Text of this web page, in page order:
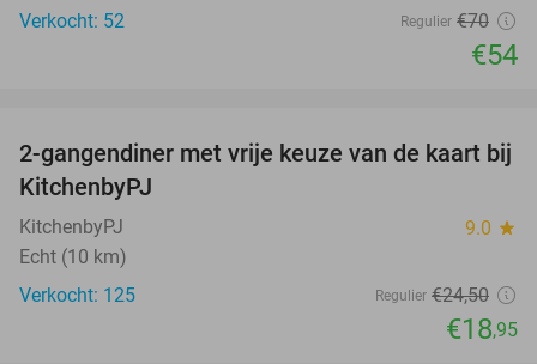
Verkocht: 52
Regulier €70
€54
23%
2-gangendiner met vrije keuze van de kaart bij
KitchenbyPJ
KitchenbyPJ 9.0 star
Echt (10 km)
Verkocht: 125
Regulier €24,50
€18,95